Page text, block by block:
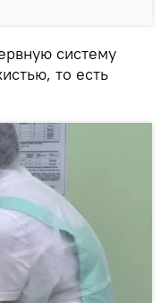
систему
то есть